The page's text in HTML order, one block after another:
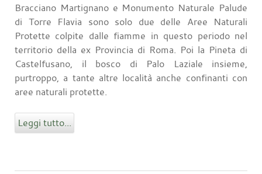
Bracciano Martignano e Monumento Naturale Palude
di Torre Flavia sono solo due delle Aree Naturali
Protette colpite dalle fiamme in questo periodo nel
territorio della ex Provincia di Roma. Poi la Pineta di
Castelfusano, il bosco di Palo Laziale insieme,
purtroppo, a tante altre località anche confinanti con
aree naturali protette.
Leggi tutto...